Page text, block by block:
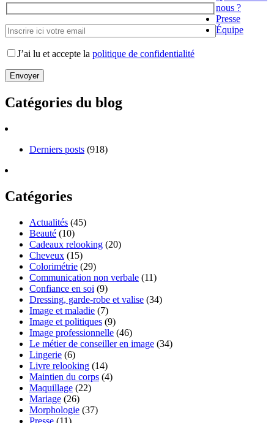
J’ai lu et accepte la politique de confidentialité
Catégories du blog
Derniers posts (918)
Catégories
Actualités (45)
Beauté (10)
Cadeaux relooking (20)
Cheveux (15)
Colorimétrie (29)
Communication non verbale (11)
Confiance en soi (9)
Dressing, garde-robe et valise (34)
Image et maladie (7)
Image et politiques (9)
Image professionnelle (46)
Le métier de conseiller en image (34)
Lingerie (6)
Livre relooking (14)
Maintien du corps (4)
Maquillage (22)
Mariage (26)
Morphologie (37)
Presse (11)
nous ?
Presse
Équipe